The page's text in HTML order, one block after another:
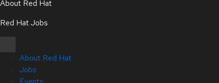
About Red Hat
Red Hat Jobs
About Red Hat
Jobs